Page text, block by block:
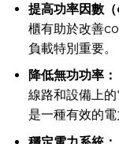
提高功率因數
櫃有助於改善
負載特別重要。
降低無功功率：
線路和設備上
是一種有效的電